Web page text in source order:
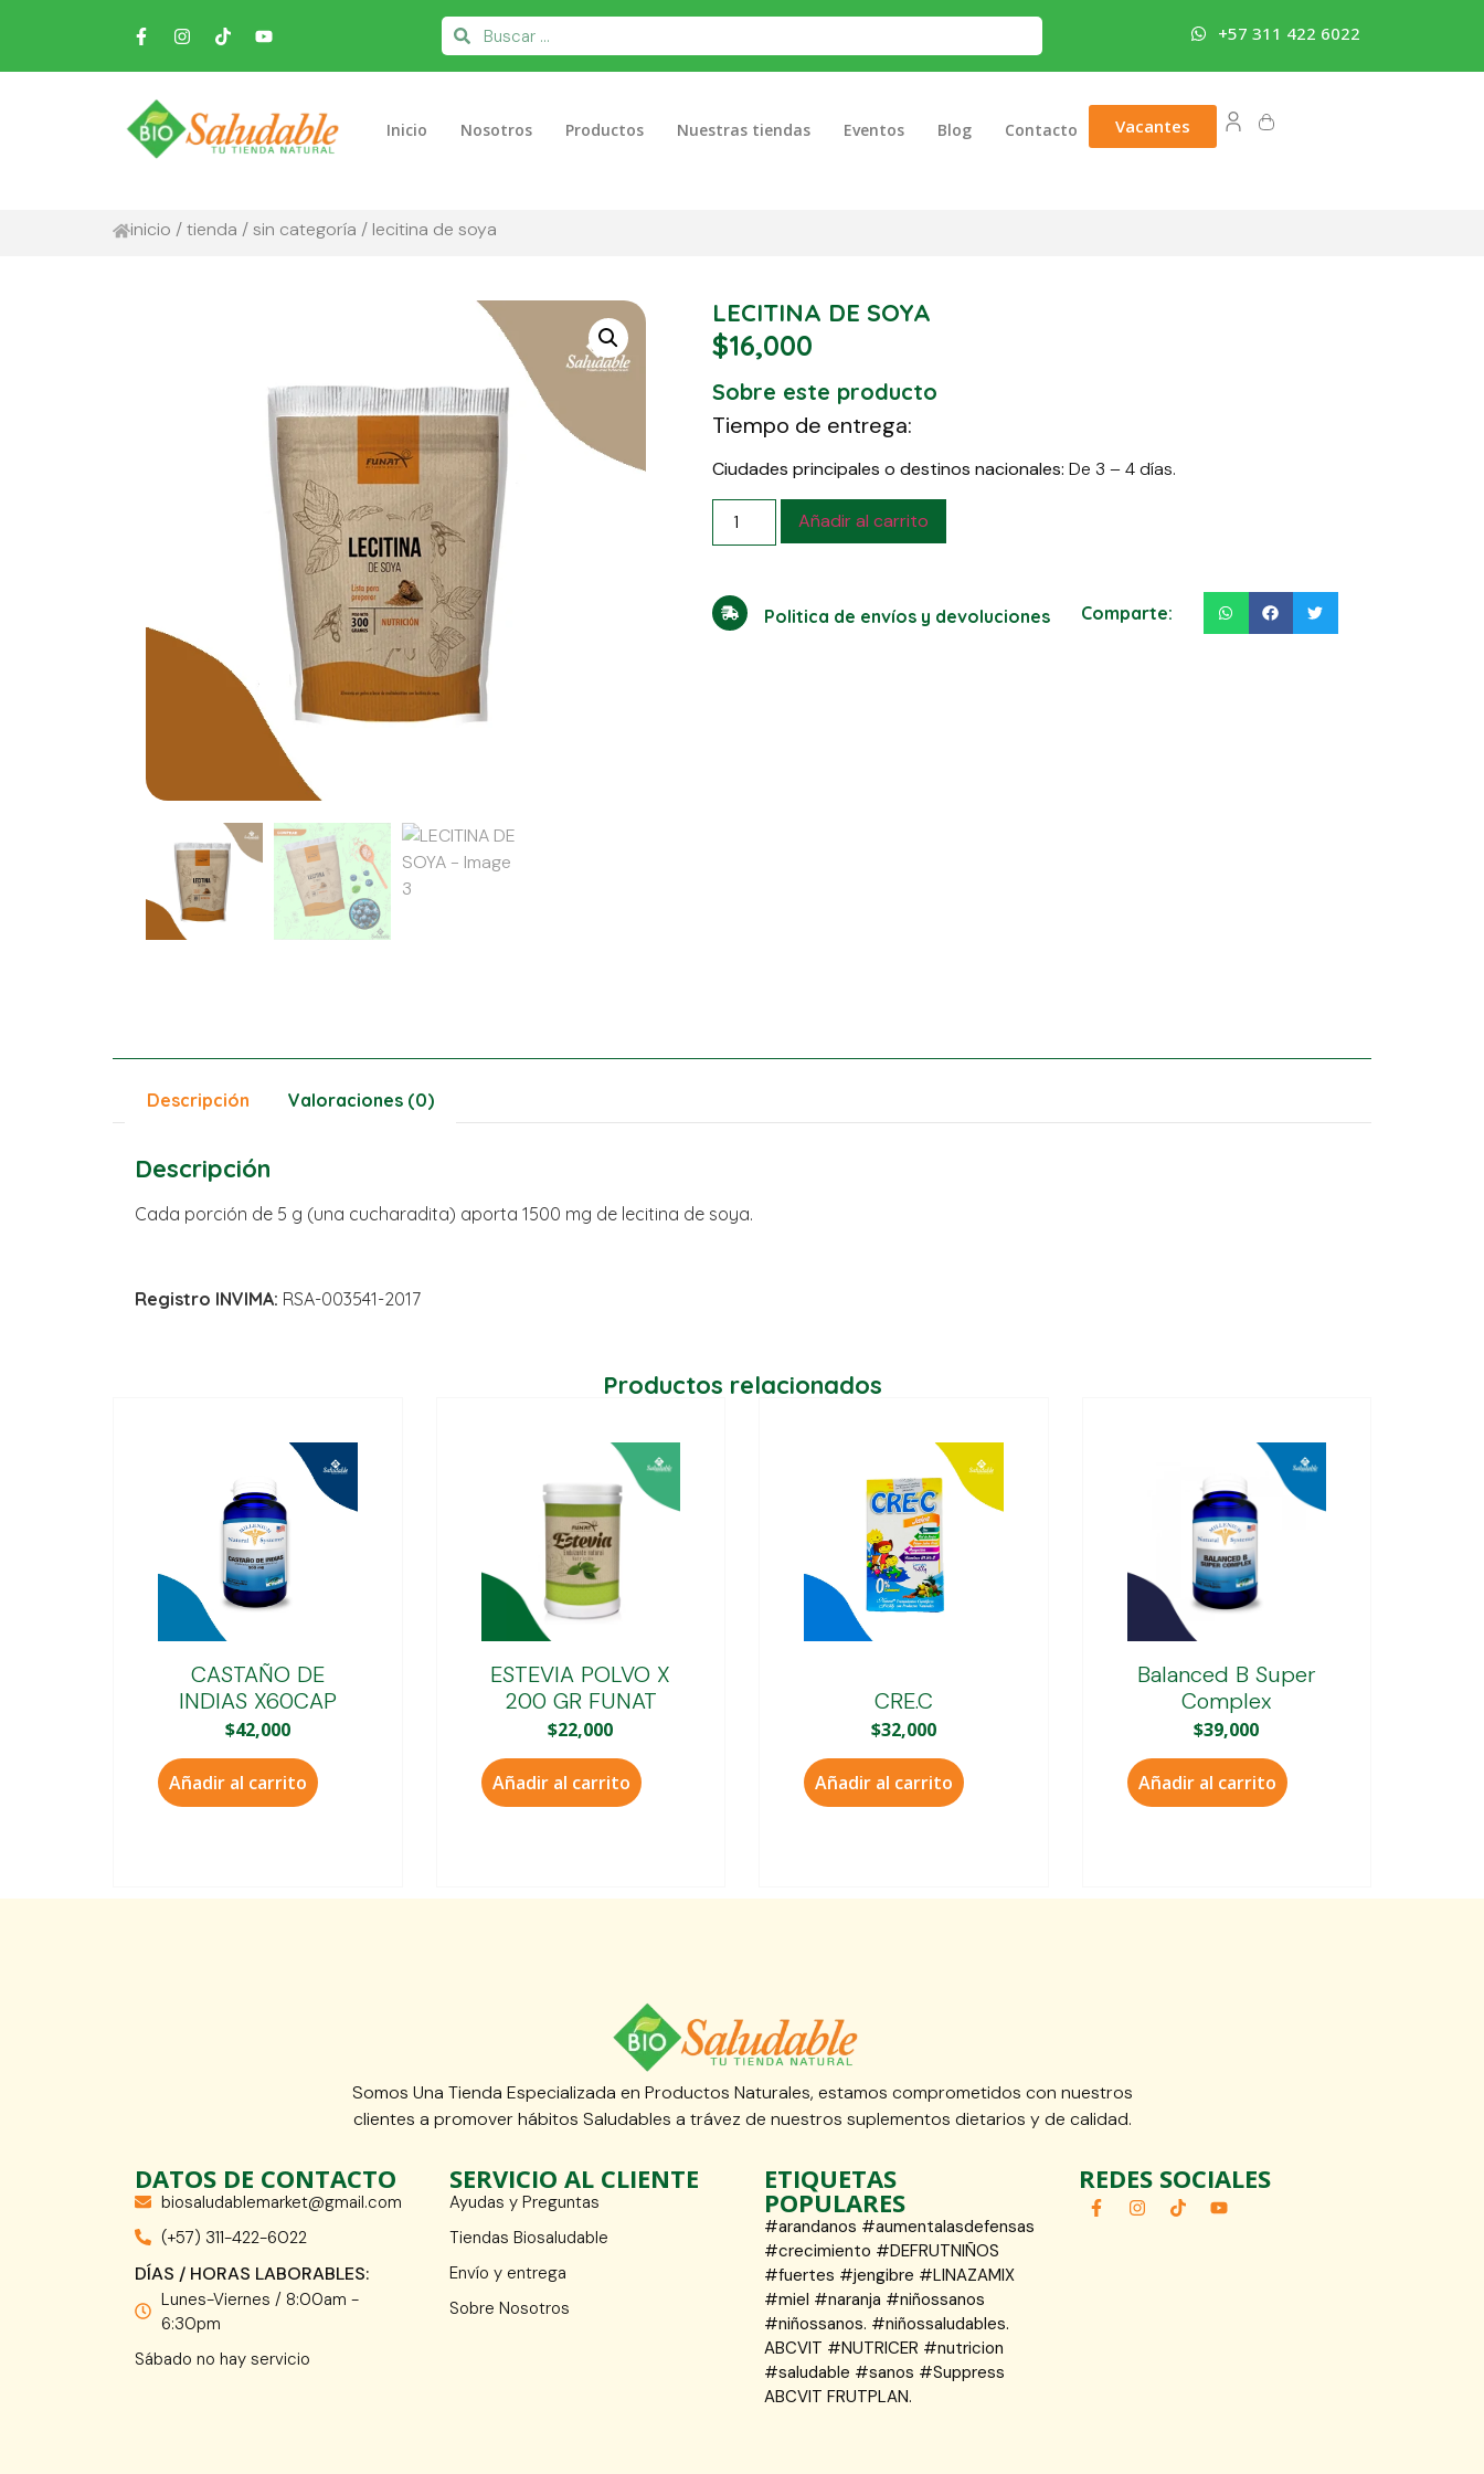
+57 311 422 6022
Inicio Nosotros Productos Nuestras tiendas Eventos Blog Contacto Vacantes
inicio /tienda /sin categoría / lecitina de soya
LECITINA DE SOYA
$16,000
Sobre este producto
Tiempo de entrega:
Ciudades principales o destinos nacionales: De 3 – 4 días.
Añadir al carrito
Politica de envíos y devoluciones Comparte:
Descripción Valoraciones (0)
Descripción
Cada porción de 5 g (una cucharadita) aporta 1500 mg de lecitina de soya.
Registro INVIMA: RSA-003541-2017
Productos relacionados
CASTAÑO DE
INDIAS X60CAP
$42,000
Añadir al carrito
ESTEVIA POLVO X
200 GR FUNAT
$22,000
Añadir al carrito
CRE.C
$32,000
Añadir al carrito
Balanced B Super
Complex
$39,000
Añadir al carrito
Somos Una Tienda Especializada en Productos Naturales, estamos comprometidos con nuestros
clientes a promover hábitos Saludables a trávez de nuestros suplementos dietarios y de calidad.
DATOS DE CONTACTO
biosaludablemarket@gmail.com
(+57) 311-422-6022
DÍAS / HORAS LABORABLES:
Lunes-Viernes / 8:00am -
6:30pm
Sábado no hay servicio
SERVICIO AL CLIENTE
Ayudas y Preguntas
Tiendas Biosaludable
Envío y entrega
Sobre Nosotros
ETIQUETAS
POPULARES
#arandanos #aumentalasdefensas
#crecimiento #DEFRUTNIÑOS
#fuertes #jengibre #LINAZAMIX
#miel #naranja #niñossanos
#niñossanos. #niñossaludables.
ABCVIT #NUTRICER #nutricion
#saludable #sanos #Suppress
ABCVIT FRUTPLAN.
REDES SOCIALES